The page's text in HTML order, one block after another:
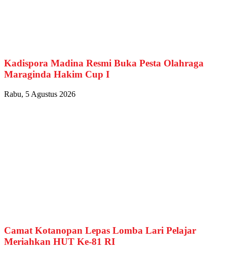
Kadispora Madina Resmi Buka Pesta Olahraga
Maraginda Hakim Cup I
Rabu, 5 Agustus 2026
Camat Kotanopan Lepas Lomba Lari Pelajar
Meriahkan HUT Ke-81 RI